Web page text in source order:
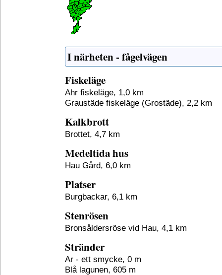
I närheten - fågelvägen
Fiskeläge
Ahr fiskeläge, 1,0 km
Graustäde fiskeläge (Grostäde), 2,2 km
Kalkbrott
Brottet, 4,7 km
Medeltida hus
Hau Gård, 6,0 km
Platser
Burgbackar, 6,1 km
Stenrösen
Bronsåldersröse vid Hau, 4,1 km
Stränder
Ar - ett smycke, 0 m
Blå lagunen, 605 m